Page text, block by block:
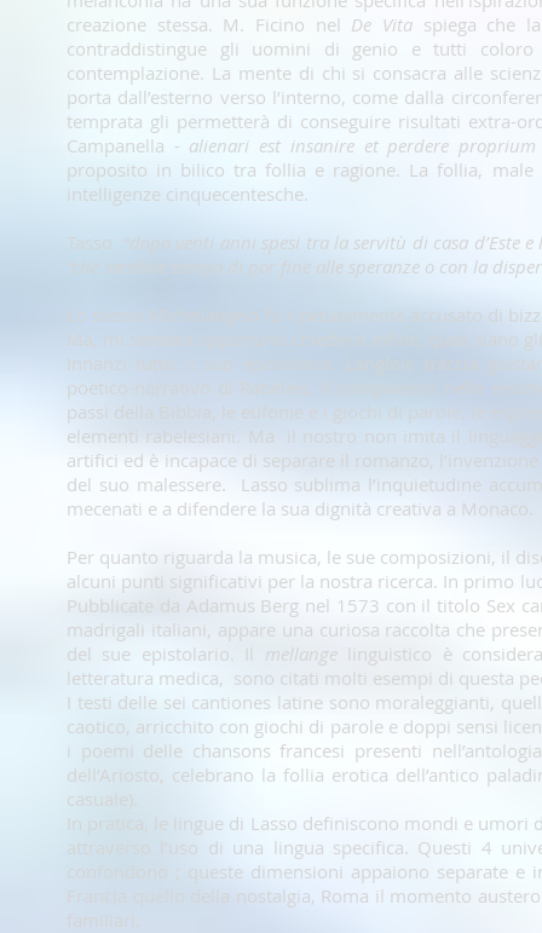
creazione stessa. M. Ficino nel De Vita spiega che
contraddistingue gli uomini di genio e tutti
contemplazione. La mente di chi si consacra alle
porta dall’esterno verso l’interno, come dalla
temprata gli permetterà di conseguire risultati extra-
Campanella - alienari est insanire et perdere
proposito in bilico tra follia e ragione. La follia, male
intelligenze cinquecentesche.
Tasso “dopo venti anni spesi tra la servitù di casa d’Este
“chè sarebbe tempo di por fine alle speranze o con la
Lo stesso Michelangelo fu ripetutamente accusato di
Ma, mi sembra opportuno chiedersi infine, quali siano
Innanzi tutto il suo epistolario. Langlois traccia
poetico-narrativo di Rabelais. Il compiacersi nelle
passi della Bibbia, le eufonie e i giochi di parole, le
elementi rabelesiani. Ma il nostro non imita il
artifici ed è incapace di separare il romanzo,
del suo malessere. Lasso sublima l’inquietudine
mecenati e a difendere la sua dignità creativa a Monaco.
Per quanto riguarda la musica, le sue composizioni, il
alcuni punti significativi per la nostra ricerca. In primo
Pubblicate da Adamus Berg nel 1573 con il titolo Sex
madrigali italiani, appare una curiosa raccolta che
del sue epistolario. Il mellangelinguistico è
letteratura medica, sono citati molti esempi di questa
I testi delle sei cantiones latine sono moraleggianti,
caotico, arricchito con giochi di parole e doppi sensi
i poemi delle chansons francesi presenti
dell’Ariosto, celebrano la follia erotica dell’antico
casuale).
In pratica, le lingue di Lasso definiscono mondi e
attraverso l’uso di una lingua specifica. Questi 4
confondono ; queste dimensioni appaiono separate e
Francia quello della nostalgia, Roma il momento
familiari.